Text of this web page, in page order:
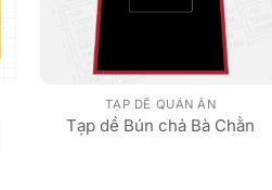
TẠP DỀ QUÁN ĂN
Tạp dề Bún chả Bà Chằn